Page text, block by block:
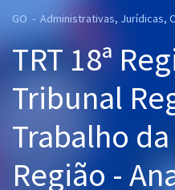
Cursos 20% OFF
Pós
Graduação
OAB
GO - Administrativas, Jurídicas,
TRT 18ª
Tribunal
Trabalho da
Região -